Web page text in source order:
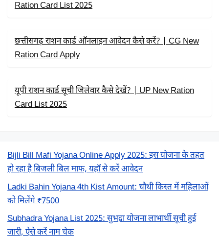
Ration Card List 2025
छत्तीसगढ़ राशन कार्ड ऑनलाइन आवेदन कैसे करें? | CG New
Ration Card Apply
यूपी राशन कार्ड सूची जिलेवार कैसे देखें? | UP New Ration
Card List 2025
Bijli Bill Mafi Yojana Online Apply 2025: इस योजना के तहत
हो रहा है बिजली बिल माफ, यहाँ से करें आवेदन
Ladki Bahin Yojana 4th Kist Amount: चौथी किस्त में महिलाओं
को मिलेंगे ₹7500
Subhadra Yojana List 2025: सुभद्रा योजना लाभार्थी सूची हुई
जारी, ऐसे करें नाम चेक